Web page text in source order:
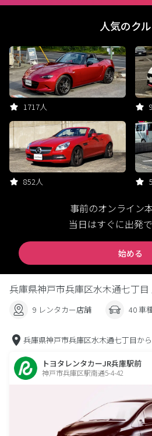
人気のク
1717人
852人
事前のオンライン
当日はすぐに出発
始める
兵庫県神戸市兵庫区水木通七丁
9 レンタカー店舗 40 車
兵庫県神戸市兵庫区水木通七丁目から
トヨタレンタカーJR兵庫駅前
神戸市兵庫区駅南通5-4-42